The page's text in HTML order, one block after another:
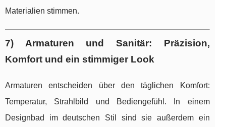
Materialien stimmen.
7) Armaturen und Sanitär: Präzision,
Komfort und ein stimmiger Look
Armaturen entscheiden über den täglichen Komfort:
Temperatur, Strahlbild und Bediengefühl. In einem
Designbad im deutschen Stil sind sie außerdem ein